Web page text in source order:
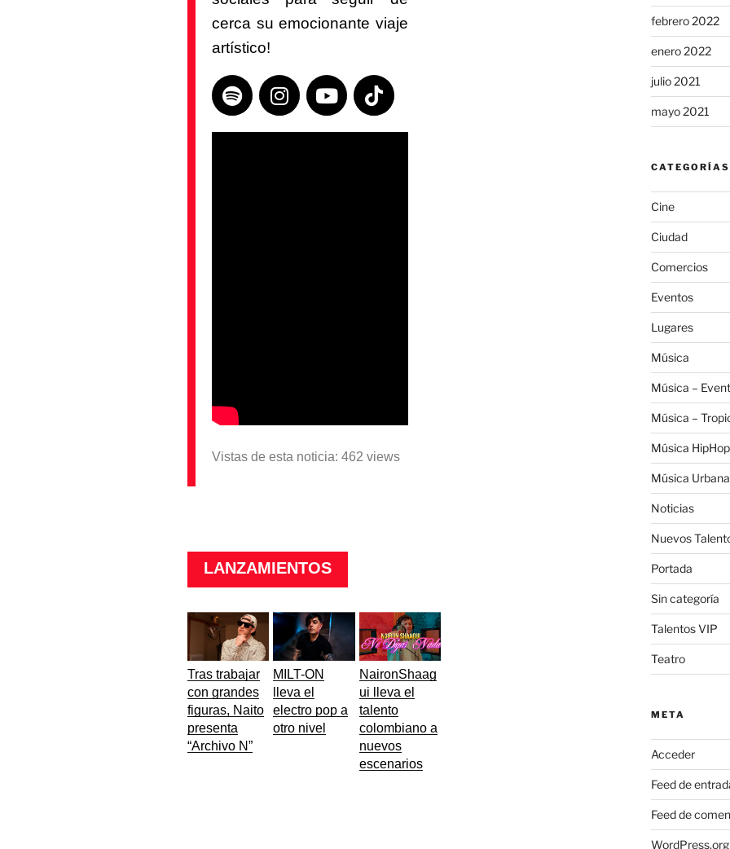
cerca su emocionante viaje
artístico!
Vistas de esta noticia: 462 views
LANZAMIENTOS
Tras trabajar
con grandes
figuras, Naito
presenta
“Archivo N”
MILT-ON
lleva el
electro pop a
otro nivel
NaironShaag
ui lleva el
talento
colombiano a
nuevos
escenarios
febrero 2022
enero 2022
julio 2021
mayo 2021
CATEGORÍAS
Cine
Ciudad
Comercios
Eventos
Lugares
Música
Música –
Música –
Música HipHop
Música Urbana
Noticias
Nuevos
Portada
Sin categoría
Talentos VIP
Teatro
META
Acceder
Feed de
Feed de
WordPress.org